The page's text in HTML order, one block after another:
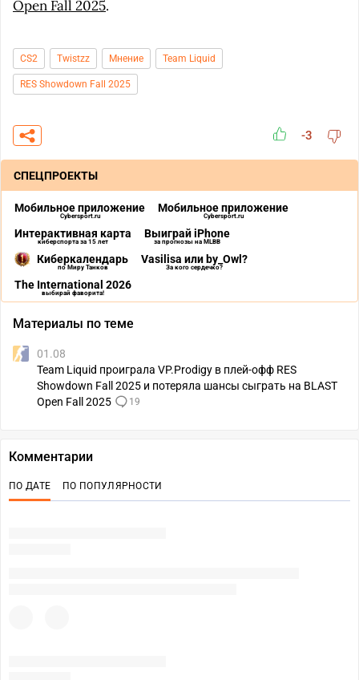
Open Fall 2025.
CS2 Twistzz Мнение Team Liquid
RES Showdown Fall 2025
-3
СПЕЦПРОЕКТЫ
Мобильное приложение
Cybersport.ru
Мобильное приложение
Cybersport.ru
Интерактивная карта
киберспорта за 15 лет
Выиграй iPhone
за прогнозы на MLBB
Киберкалендарь
по Миру Танков
Vasilisa или by_Owl?
За кого сердечко?
The International 2026
выбирай фаворита!
Материалы по теме
01.08
Team Liquid проиграла VP.Prodigy в плей-офф RES
Showdown Fall 2025 и потеряла шансы сыграть на BLAST
Open Fall 2025
19
Комментарии
ПО ДАТЕ ПО ПОПУЛЯРНОСТИ